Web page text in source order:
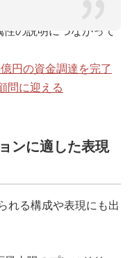
。また、就任された顧
の説明につながって
円の資金調達を完了
問に迎える
ンに適した表現
れる構成や表現にも出